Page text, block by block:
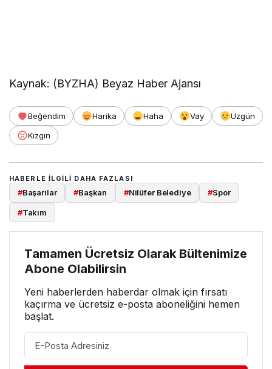
Kaynak: (BYZHA) Beyaz Haber Ajansı
Beğendim Harika Haha Vay
Üzgün
Kızgın
HABERLE ILGILI DAHA FAZLASI
#Başarılar #Başkan #Nilüfer Belediye #Spor
#Takım
Tamamen Ücretsiz Olarak Bültenimize
Abone Olabilirsin
Yeni haberlerden haberdar olmak için fırsatı
kaçırma ve ücretsiz e-posta aboneliğini hemen
başlat.